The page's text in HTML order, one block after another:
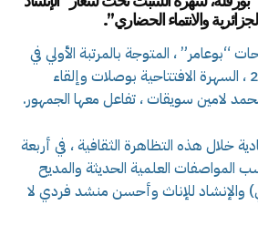
والانتماء الحضاري”.
“بوعامر” ، المتوجة بالمرتبة الأولي في
الطبعة ال11 سنة 2024 ، السهرة الافتتاحية بوصلات وإلقاء
لامين سويقات ، تفاعل معها الجمهور.
إنشادية خلال هذه التظاهرة الثقافية ، في أربعة
المواصفات العلمية الحديثة والمديح
والإنشاد للإناث وأحسن منشد فردي لا